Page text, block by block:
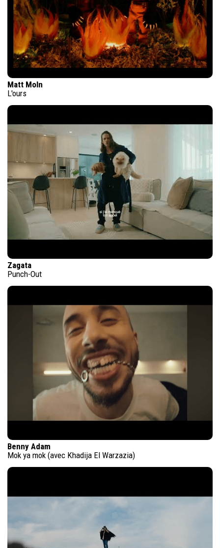
Matt Moln
L'ours
Zagata
Punch-Out
Benny Adam
Mok ya mok (avec Khadija El Warzazia)